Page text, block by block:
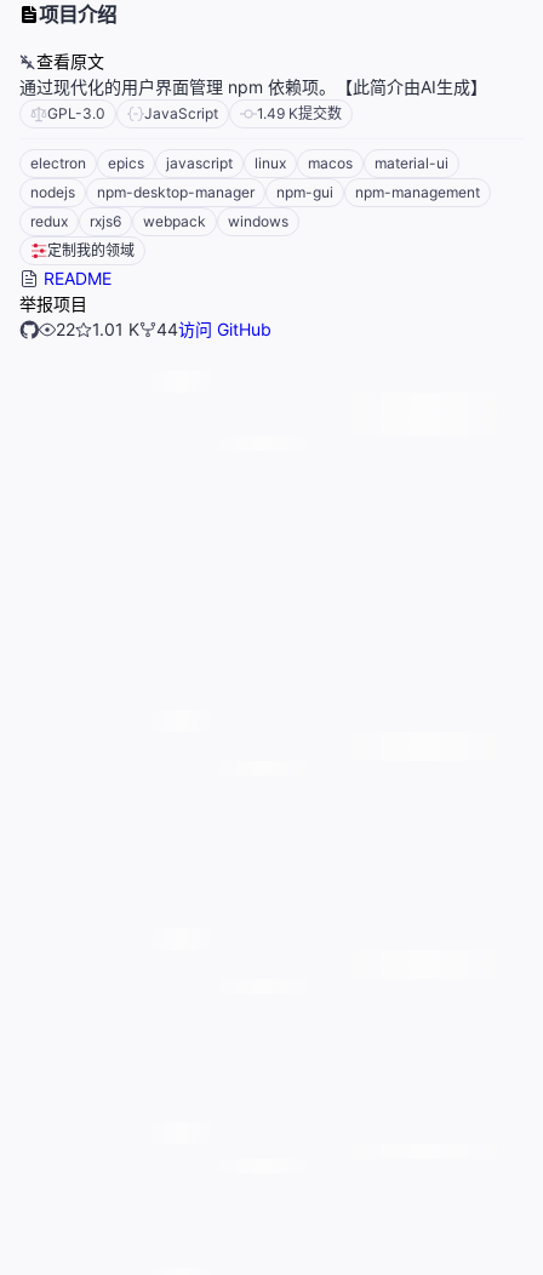
项目介绍
查看原文
通过现代化的用户界面管理 npm 依赖项。【此简介由AI生成】
GPL-3.0 JavaScript 1.49 K提交数
electron epics javascript linux macos
material-ui
nodejs
npm-desktop-manager npm-gui
npm-management
redux
rxjs6 webpack
windows
定制我的领域
README
举报项目
22
1.01 K 44访问 GitHub